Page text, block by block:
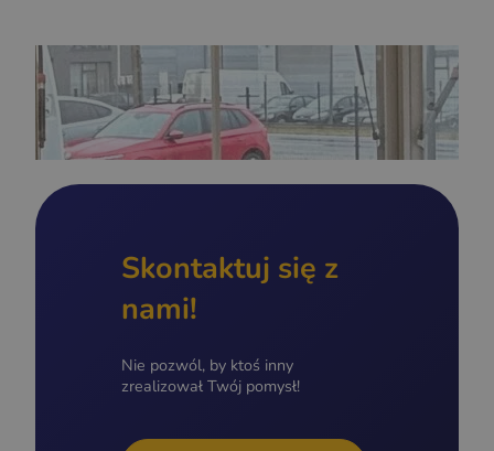
Skontaktuj się z
nami!
Nie pozwól, by ktoś inny
zrealizował Twój pomysł!